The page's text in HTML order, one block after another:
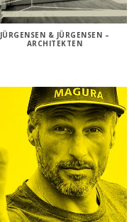
JÜRGENSEN & JÜRGENSEN –
ARCHITEKTEN